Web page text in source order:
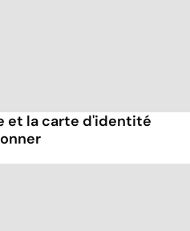
et la carte d'identité